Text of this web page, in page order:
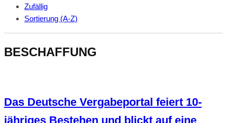
Zufällig
Sortierung (A-Z)
BESCHAFFUNG
Das Deutsche Vergabeportal feiert 10-
jähriges Bestehen und blickt auf eine